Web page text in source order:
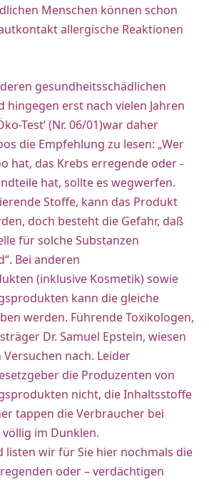
Menschen können schon
allergische Reaktionen
gesundheitsschädlichen
hingegen erst nach vielen Jahren
Test‘ (Nr. 06/01)war daher
die Empfehlung zu lesen: „Wer
hat, das Krebs erregende oder -
hat, sollte es wegwerfen.
Stoffe, kann das Produkt
doch besteht die Gefahr, daß
für solche Substanzen
Bei anderen
(inklusive Kosmetik) sowie
kann die gleiche
werden. Führende Toxikologen,
Dr. Samuel Epstein, wiesen
nach. Leider
die Produzenten von
nicht, die Inhaltsstoffe
tappen die Verbraucher bei
im Dunklen.
listen wir für Sie hier nochmals die
oder – verdächtigen